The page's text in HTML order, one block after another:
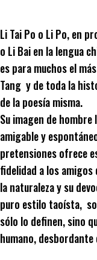
Li Tai Po o Li Po, en
o Li Bai en la lengua
es para muchos el
Tang y de toda la
de la poesía misma.
Su imagen de
amigable y
pretensiones ofrece
fidelidad a los
la naturaleza y su
puro estilo taoísta,
sólo lo definen, sino
humano, desbordante